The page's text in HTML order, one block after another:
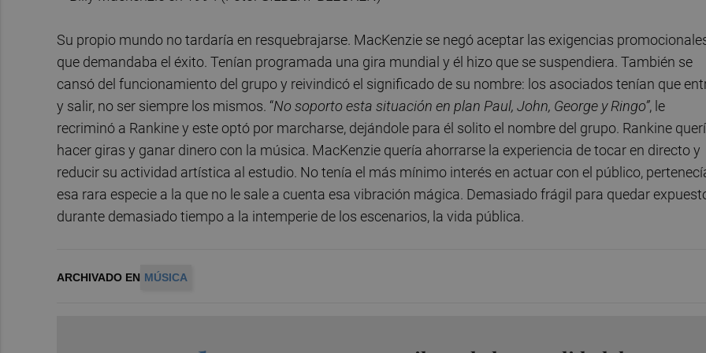
Su propio mundo no tardaría en resquebrajarse. MacKenzie se negó aceptar las exigencias
que demandaba el éxito. Tenían programada una gira mundial y él hizo que se suspendiera. También se
cansó del funcionamiento del grupo y reivindicó el significado de su nombre: los asociados tenían que
y salir, no ser siempre los mismos. “No soporto esta situación en plan Paul, John, George y Ringo”, le
recriminó a Rankine y este optó por marcharse, dejándole para él solito el nombre del grupo. Rankine
hacer giras y ganar dinero con la música. MacKenzie quería ahorrarse la experiencia de tocar en directo y
reducir su actividad artística al estudio. No tenía el más mínimo interés en actuar con el público,
esa rara especie a la que no le sale a cuenta esa vibración mágica. Demasiado frágil para quedar
durante demasiado tiempo a la intemperie de los escenarios, la vida pública.
ARCHIVADO EN MÚSICA